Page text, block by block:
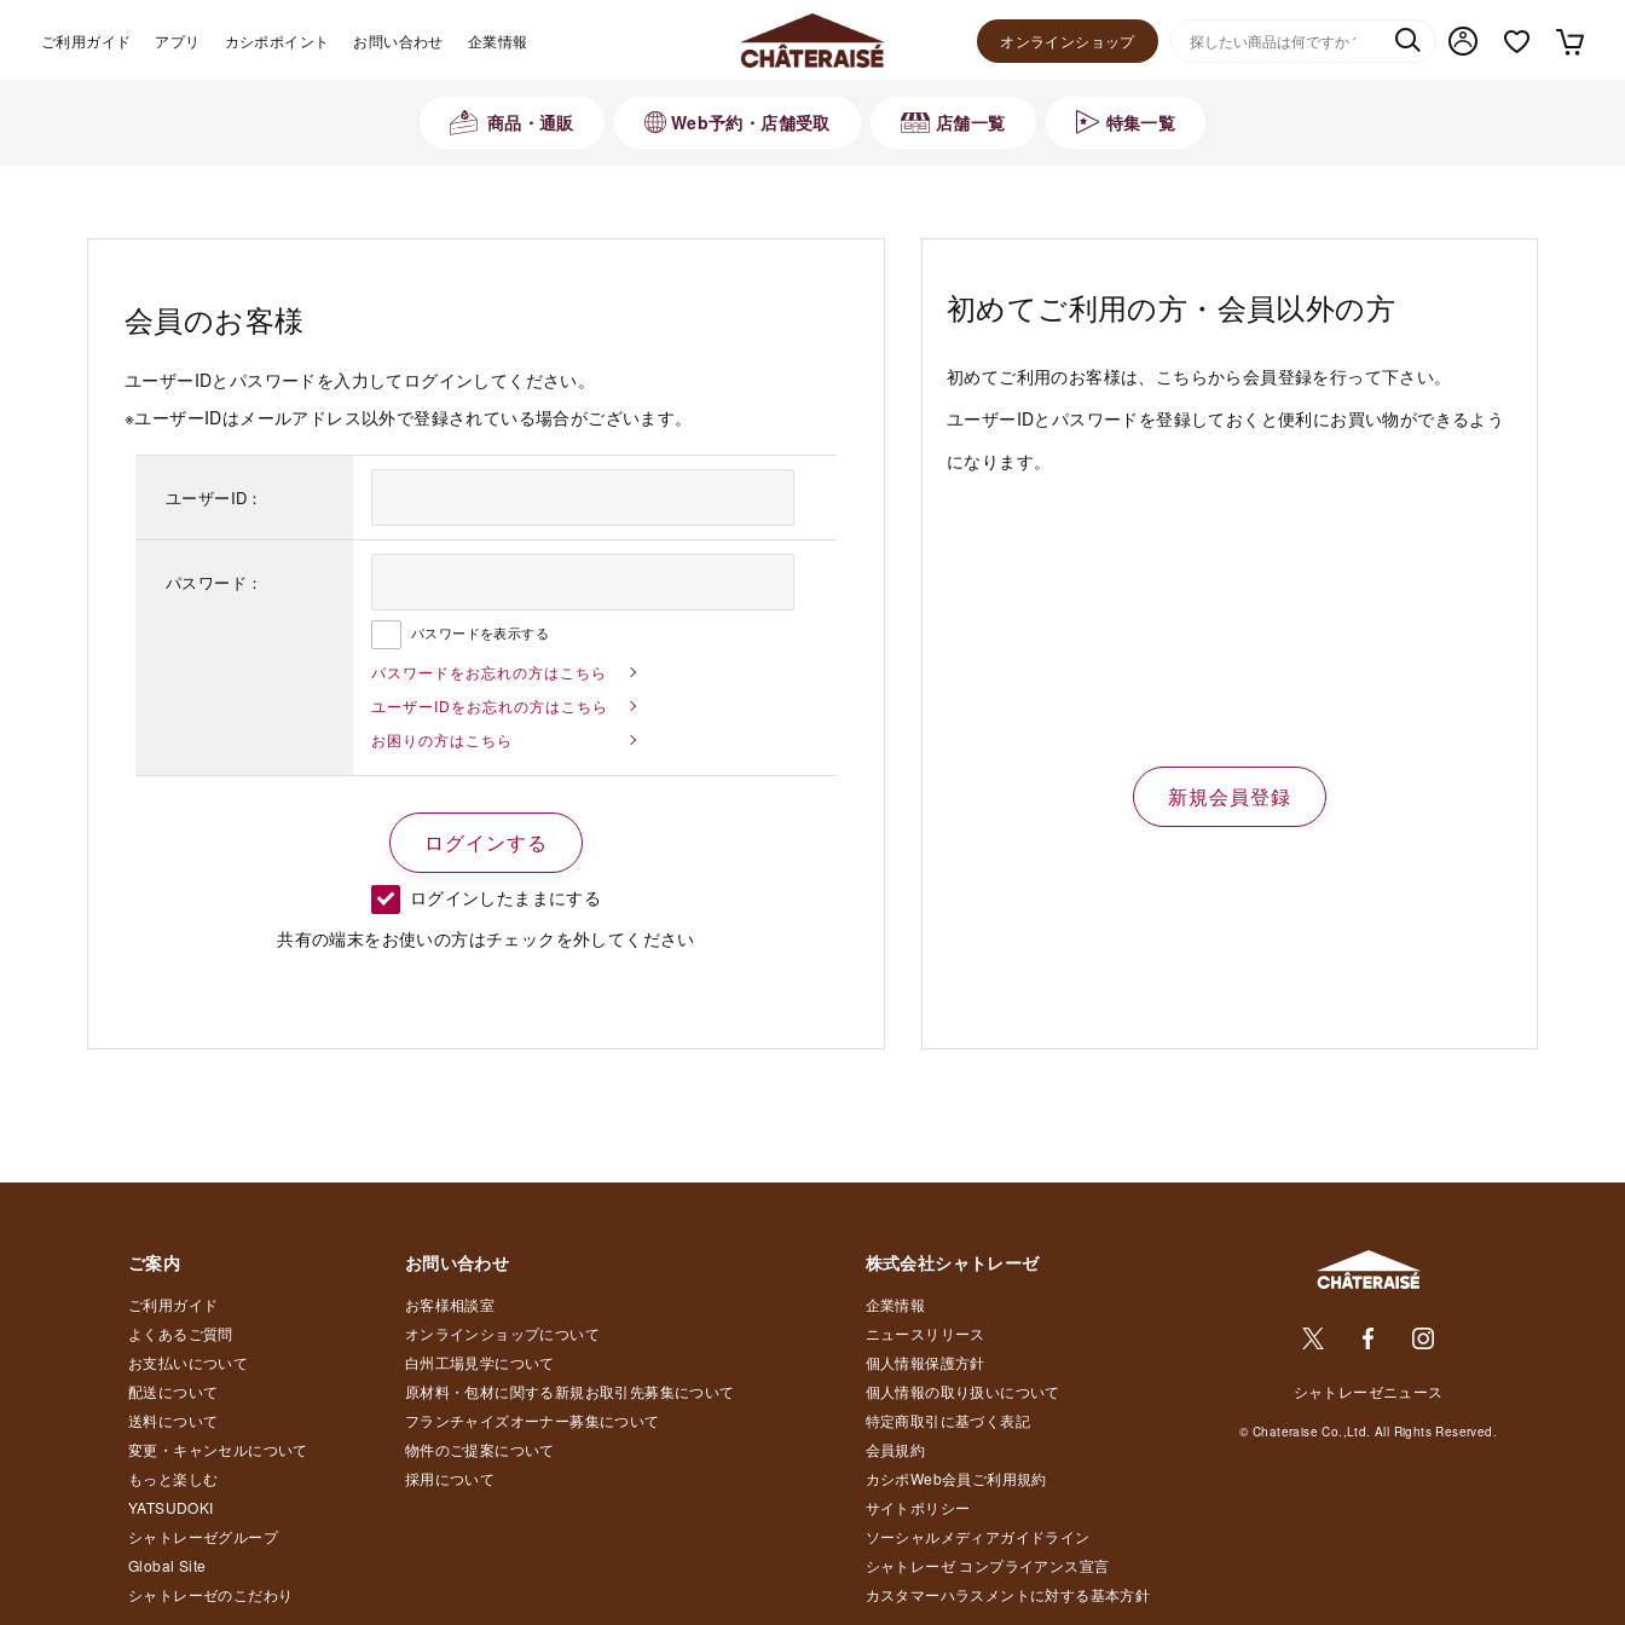
ご利用ガイド アプリ カシポポイント お問い合わせ 企業情報 オンラインショップ
商品・通販 Web予約・店舗受取 店舗一覧 特集一覧
会員のお客様
ユーザーIDとパスワードを入力してログインしてください。
※ユーザーIDはメールアドレス以外で登録されている場合がございます。
ユーザーID：
パスワード：
パスワードを表示する
パスワードをお忘れの方はこちら
ユーザーIDをお忘れの方はこちら
お困りの方はこちら
ログインしたままにする
共有の端末をお使いの方はチェックを外してください
初めてご利用の方・会員以外の方
初めてご利用のお客様は、こちらから会員登録を行って下さい。
ユーザーIDとパスワードを登録しておくと便利にお買い物ができるよう
になります。
ご案内
ご利用ガイド
よくあるご質問
お支払いについて
配送について
送料について
変更・キャンセルについて
もっと楽しむ
YATSUDOKI
シャトレーゼグループ
Global Site
シャトレーゼのこだわり
お問い合わせ
お客様相談室
オンラインショップについて
白州工場見学について
原材料・包材に関する新規お取引先募集について
フランチャイズオーナー募集について
物件のご提案について
採用について
株式会社シャトレーゼ
企業情報
ニュースリリース
個人情報保護方針
個人情報の取り扱いについて
特定商取引に基づく表記
会員規約
カシポWeb会員ご利用規約
サイトポリシー
ソーシャルメディアガイドライン
シャトレーゼ コンプライアンス宣言
カスタマーハラスメントに対する基本方針
シャトレーゼニュース
© Chateraise Co.,Ltd. All Rights Reserved.